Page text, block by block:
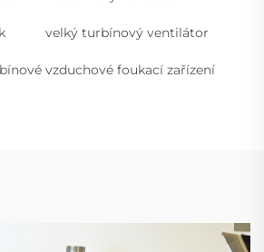
velký turbínový ventilátor
vzduchové foukací zařízení